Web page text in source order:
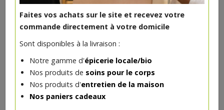
Faites vos achats sur le site et recevez votre
commande directement à votre domicile
Sont disponibles à la livraison :
Notre gamme d'épicerie locale/bio
Nos produits de soins pour le corps
Nos produits d'entretien de la maison
Nos paniers cadeaux
*Ingrédients issus de l’Agriculture Biologique.
375 g
Ce produit est indisponible pour le moment.